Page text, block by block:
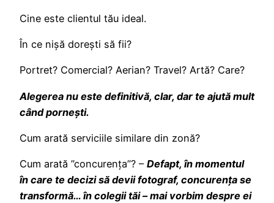
Cine este clientul tău ideal.
În ce nișă dorești să fii?
Portret? Comercial? Aerian? Travel? Artă? Care?
Alegerea nu este definitivă, clar, dar te ajută mult
când pornești.
Cum arată serviciile similare din zonă?
Cum arată ”concurența”? – Defapt, în momentul
în care te decizi să devii fotograf, concurența se
transformă… în colegii tăi – mai vorbim despre ei